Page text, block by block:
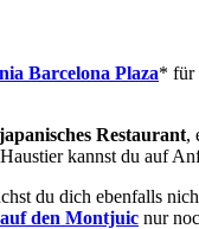
Barcelona Plaza* für
Restaurant,
kannst du auf
du dich ebenfalls
auf den Montjuic nur